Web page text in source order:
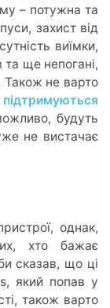
– потужна та
захист від
виїмки,
та ще непогані,
Також не варто
підтримуються
будуть
не вистачає
однак,
хто бажає
сказав, що ці
який попав у
також варто